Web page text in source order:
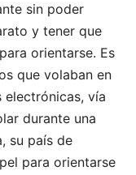
sin poder
y tener que
orientarse. Es
que volaban en
electrónicas, vía
durante una
su país de
para orientarse